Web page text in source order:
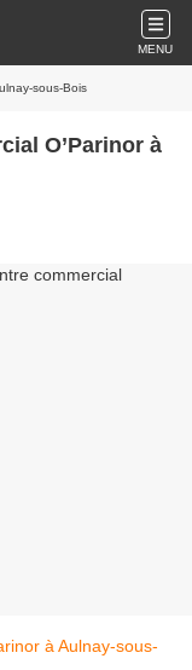
MENU
sous-Bois
O’Parinor à